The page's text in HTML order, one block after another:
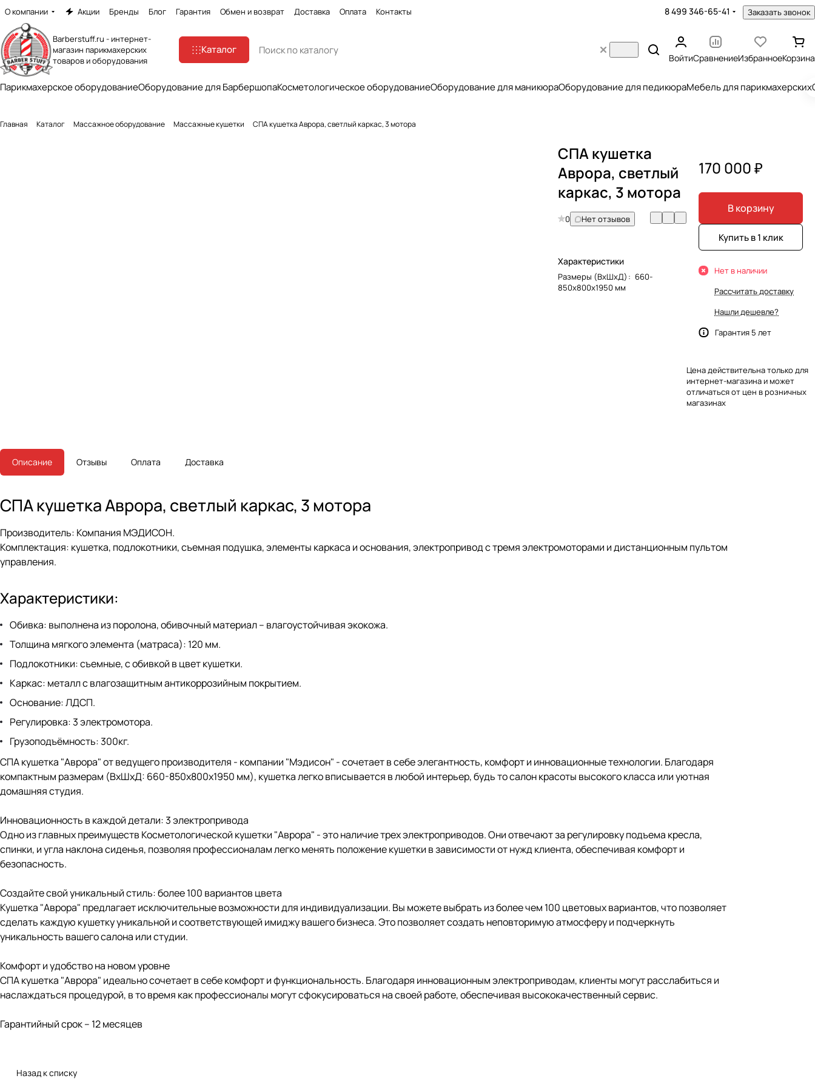
О компании Акции Бренды Блог Гарантия Обмен и возврат Доставка Оплата Контакты 8 499 346-65-41 Заказать звонок
Barberstuff.ru - интернет-
магазин парикмахерских
товаров и оборудования
Каталог
ВойтиСравнениеИзбранноеКорзина
Парикмахерское оборудованиеОборудование для БарбершопаКосметологическое оборудованиеОборудование для маникюраОборудование для педикюраМебель для парикмахерских
Главная Каталог Массажное оборудование Массажные кушетки СПА кушетка Аврора, светлый каркас, 3 мотора
СПА кушетка
Аврора, светлый
каркас, 3 мотора
0 Нет отзывов
Характеристики
Размеры (ВхШхД) : 660-
850х800х1950 мм
170 000 ₽
В корзину
Купить в 1 клик
Нет в наличии
Рассчитать доставку
Нашли дешевле?
Гарантия 5 лет
Цена действительна только для
интернет-магазина и может
отличаться от цен в розничных
магазинах
Описание Отзывы Оплата Доставка
СПА кушетка Аврора, светлый каркас, 3 мотора
Производитель: Компания МЭДИСОН.
Комплектация: кушетка, подлокотники, съемная подушка, элементы каркаса и основания, электропривод с тремя электромоторами и дистанционным пультом
управления.
Характеристики:
Обивка: выполнена из поролона, обивочный материал – влагоустойчивая экокожа.
Толщина мягкого элемента (матраса): 120 мм.
Подлокотники: съемные, с обивкой в цвет кушетки.
Каркас: металл с влагозащитным антикоррозийным покрытием.
Основание: ЛДСП.
Регулировка: 3 электромотора.
Грузоподъёмность: 300кг.
СПА кушетка "Аврора" от ведущего производителя - компании "Мэдисон" - сочетает в себе элегантность, комфорт и инновационные технологии. Благодаря
компактным размерам (ВхШхД: 660-850х800х1950 мм), кушетка легко вписывается в любой интерьер, будь то салон красоты высокого класса или уютная
домашняя студия.
Инновационность в каждой детали: 3 электропривода
Одно из главных преимуществ Косметологической кушетки "Аврора" - это наличие трех электроприводов. Они отвечают за регулировку подъема кресла,
спинки, и угла наклона сиденья, позволяя профессионалам легко менять положение кушетки в зависимости от нужд клиента, обеспечивая комфорт и
безопасность.
Создайте свой уникальный стиль: более 100 вариантов цвета
Кушетка "Аврора" предлагает исключительные возможности для индивидуализации. Вы можете выбрать из более чем 100 цветовых вариантов, что позволяет
сделать каждую кушетку уникальной и соответствующей имиджу вашего бизнеса. Это позволяет создать неповторимую атмосферу и подчеркнуть
уникальность вашего салона или студии.
Комфорт и удобство на новом уровне
СПА кушетка "Аврора" идеально сочетает в себе комфорт и функциональность. Благодаря инновационным электроприводам, клиенты могут расслабиться и
наслаждаться процедурой, в то время как профессионалы могут сфокусироваться на своей работе, обеспечивая высококачественный сервис.
Гарантийный срок – 12 месяцев
Назад к списку